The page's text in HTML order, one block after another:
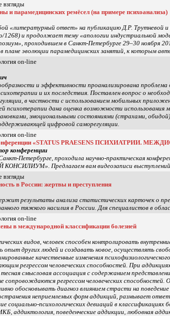
и парамедицинских ремёсел (на примере психоанализа)
«литературный ответ» на публикацию Д.Р. Трутневой
и продолжает тему «апологии индустриальной
проходившем в Санкт-Петербурге 29–30 ноября
плане эволюции парамедицинских занятий, к которым
on-line
и эффективности проанализирована
и их последствия. Поставлен вопрос о
в частности с использованием мобильных
психотерапии дана оценка возможности использования
эмоциональными состояниями (страхами,
цифровой саморегуляции.
on-line
конференции «STATUS PRAESENS ПСИХИАТРИИ.
конференции
Петербурге, проходила научно-практическая
Предлагаем вам видеозаписи выступлений,
в России: жертвы и преступления
результаты анализа статистических карточек о
тяжкого насилия в России. Для специалистов в
on-line
в международной классификации болезней
видов, человек способен контролировать
опыт других людей и создавать новое, осуществлять
качественные изменения
регрессом человеческих способностей. При
смысловая ассоциация с содержанием
сопровождаются регрессом человеческих
обосновывать диагноз влиянием страсти на
неприемлемых форм аддикций, размывает
социально-психологических девиаций в классификациях
аддиктология, поведенческие аддикции, любовная